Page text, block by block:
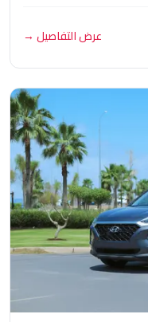
عرض التفاصيل→